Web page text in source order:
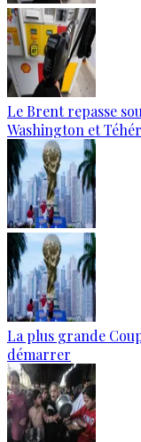
Le Brent repasse
Washington et
La plus grande
démarrer